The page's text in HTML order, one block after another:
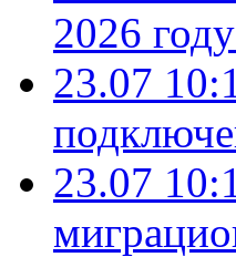
2026
23.07
23.07